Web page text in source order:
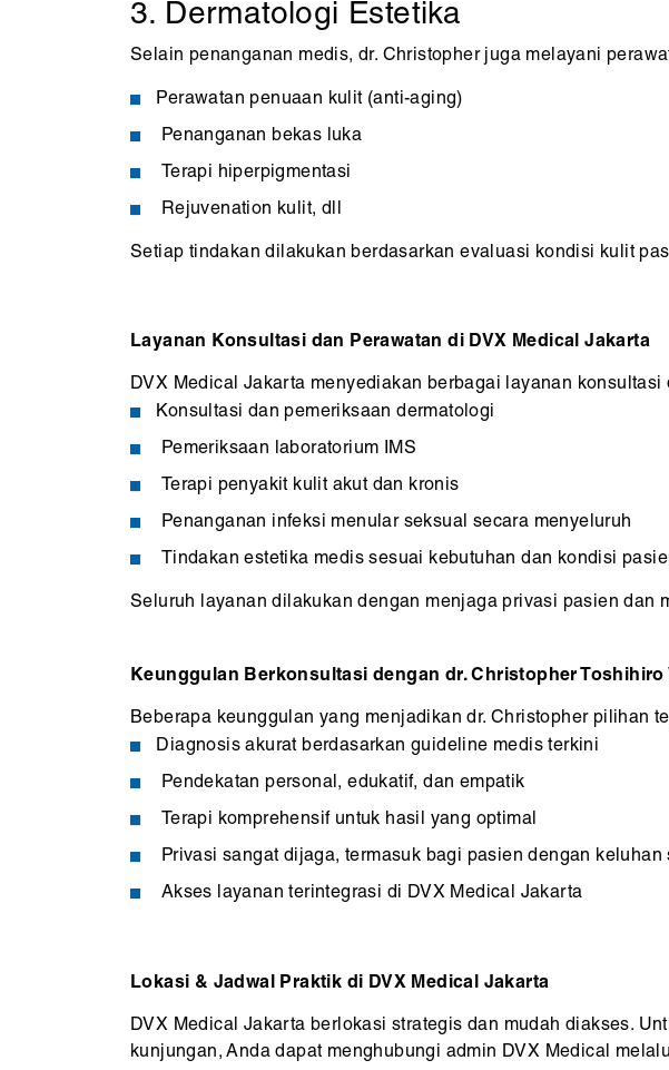
3. Dermatologi Estetika
Selain penanganan medis, dr. Christopher juga melayani
Perawatan penuaan kulit (anti-aging)
Penanganan bekas luka
Terapi hiperpigmentasi
Rejuvenation kulit, dll
Setiap tindakan dilakukan berdasarkan evaluasi kondisi kulit
Layanan Konsultasi dan Perawatan di DVX Medical Jakarta
DVX Medical Jakarta menyediakan berbagai layanan
Konsultasi dan pemeriksaan dermatologi
Pemeriksaan laboratorium IMS
Terapi penyakit kulit akut dan kronis
Penanganan infeksi menular seksual secara menyeluruh
Tindakan estetika medis sesuai kebutuhan dan kondisi
Seluruh layanan dilakukan dengan menjaga privasi pasien dan
Keunggulan Berkonsultasi dengan dr. Christopher Toshihiro
Beberapa keunggulan yang menjadikan dr. Christopher pilihan
Diagnosis akurat berdasarkan guideline medis terkini
Pendekatan personal, edukatif, dan empatik
Terapi komprehensif untuk hasil yang optimal
Privasi sangat dijaga, termasuk bagi pasien dengan keluhan
Akses layanan terintegrasi di DVX Medical Jakarta
Lokasi & Jadwal Praktik di DVX Medical Jakarta
DVX Medical Jakarta berlokasi strategis dan mudah diakses.
kunjungan, Anda dapat menghubungi admin DVX Medical